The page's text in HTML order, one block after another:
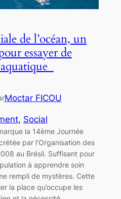
de l’océan, un
essayer de
Moctar FICOU
, Social
la 14ème Journée
par l’Organisation des
au Brésil. Suffisant pour
à apprendre soin
rempli de mystères. Cette
la place qu’occupe les